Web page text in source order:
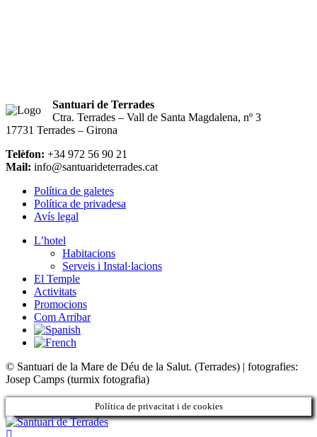
Santuari de Terrades
Ctra. Terrades – Vall de Santa Magdalena, nº 3
17731 Terrades – Girona
Telèfon: +34 972 56 90 21
Mail: info@santuarideterrades.cat
Política de galetes
Política de privadesa
Avís legal
L’hotel
Habitacions
Serveis i Instal·lacions
El Temple
Activitats
Promocions
Com Arribar
© Santuari de la Mare de Déu de la Salut. (Terrades) | fotografies:
Josep Camps (turmix fotografia)
Política de privacitat i de cookies